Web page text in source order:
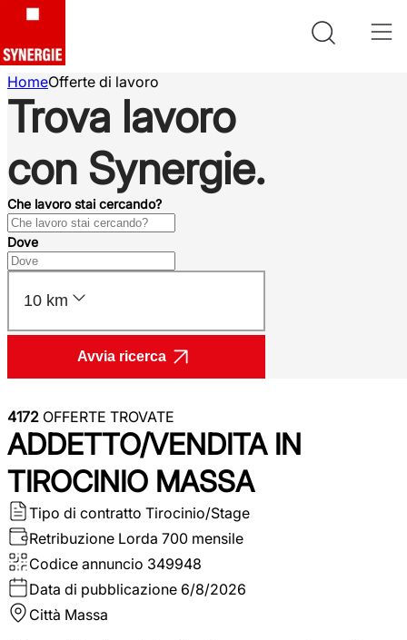
HomeOfferte di lavoro
Trova lavoro
con Synergie.
Che lavoro stai cercando?
Dove
10 km
Avvia ricerca
4172 OFFERTE TROVATE
ADDETTO/VENDITA IN
TIROCINIO MASSA
Tipo di contratto Tirocinio/Stage
Retribuzione Lorda 700 mensile
Codice annuncio 349948
Data di pubblicazione 6/8/2026
Città Massa